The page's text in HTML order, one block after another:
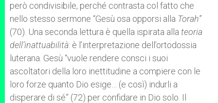
però condivisibile, perché contrasta col fatto che
nello stesso sermone “Gesù osa opporsi alla Torah”
(70). Una seconda lettura è quella ispirata alla teoria
dell’inattuabilità: è l’interpretazione dell’ortodossia
luterana. Gesù “vuole rendere consci i suoi
ascoltatori della loro inettitudine a compiere con le
loro forze quanto Dio esige… (e così) indurli a
disperare di sé” (72) per confidare in Dio solo. Il